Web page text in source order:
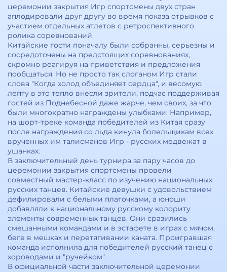
церемонии закрытия Игр спортсмены двух стран
аплодировали друг другу во время показа отрывков с
участием отдельных атлетов с ретроспективного
ролика соревнований.
Китайские гости поначалу были собранны, серьезны и
сосредоточены на предстоящих соревнованиях,
скромно реагируя на приветствия и предложения
пообщаться. Но не просто так слоганом Игр стали
слова "Когда холод объединяет сердца", и весомую
лепту в это тепло внесли зрители, подчас поддерживая
гостей из Поднебесной даже жарче, чем своих, за что
были многократно награждены улыбками. Например,
на шорт-треке команда победителей из Китая сразу
после награждения со льда кинула болельщикам всех
врученных им талисманов Игр - русских медвежат в
ушанках.
В заключительный день турнира за пару часов до
церемонии закрытия спортсмены провели
совместный мастер-класс по изучению национальных
русских танцев. Китайские девушки с удовольствием
дефилировали с белыми платочками, а юноши
добавляли к национальному русскому колориту
элементы современных танцев. Они сразились
смешанными командами и в эстафете в играх с мячом,
беге в мешках и перетягивании каната. Проигравшая
команда исполнила для победителей русский танец с
хороводами и "ручейком".
В официальной части заключительной церемонии